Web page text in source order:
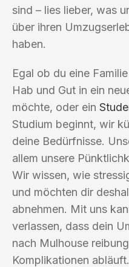
sind – lies lieber, was
über ihren
haben.
Egal ob du eine
Hab und Gut in ein
möchte, oder ein
Studium beginnt, wir
deine Bedürfnisse.
allem unsere
Wir wissen, wie
und möchten dir
abnehmen. Mit uns
verlassen, dass dein
nach Mulhouse
Komplikationen abläuft.